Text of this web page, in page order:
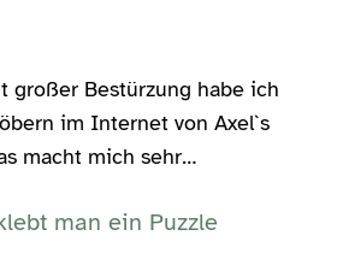
großer Bestürzung habe ich
im Internet von Axel`s
macht mich sehr…
man ein Puzzle